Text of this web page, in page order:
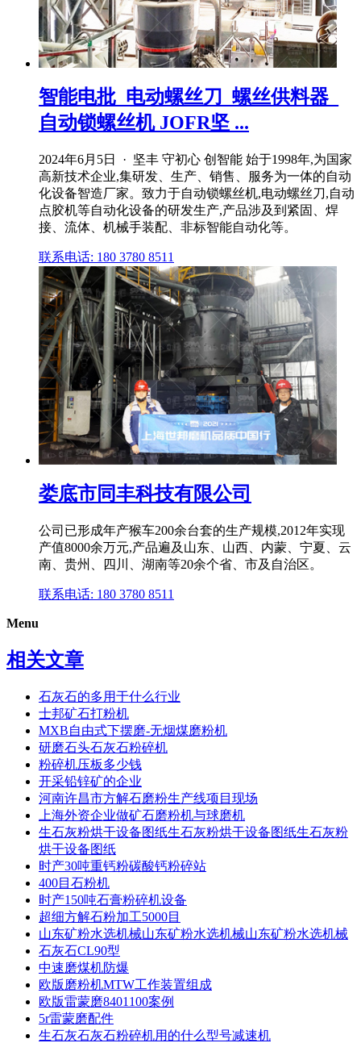
智能电批_电动螺丝刀_螺丝供料器_
自动锁螺丝机 JOFR坚 ...
2024年6月5日 · 坚丰 守初心 创智能 始于1998年,为国家
高新技术企业,集研发、生产、销售、服务为一体的自动
化设备智造厂家。致力于自动锁螺丝机,电动螺丝刀,自动
点胶机等自动化设备的研发生产,产品涉及到紧固、焊
接、流体、机械手装配、非标智能自动化等。
联系电话: 180 3780 8511
娄底市同丰科技有限公司
公司已形成年产猴车200余台套的生产规模,2012年实现
产值8000余万元,产品遍及山东、山西、内蒙、宁夏、云
南、贵州、四川、湖南等20余个省、市及自治区。
联系电话: 180 3780 8511
Menu
相关文章
石灰石的多用于什么行业
士邦矿石打粉机
MXB自由式下摆磨-无烟煤磨粉机
研磨石头石灰石粉碎机
粉碎机压板多少钱
开采铅锌矿的企业
河南许昌市方解石磨粉生产线项目现场
上海外资企业做矿石磨粉机与球磨机
生石灰粉烘干设备图纸生石灰粉烘干设备图纸生石灰粉
烘干设备图纸
时产30吨重钙粉碳酸钙粉碎站
400目石粉机
时产150吨石膏粉碎机设备
超细方解石粉加工5000目
山东矿粉水选机械山东矿粉水选机械山东矿粉水选机械
石灰石CL90型
中速磨煤机防爆
欧版磨粉机MTW工作装置组成
欧版雷蒙磨8401100案例
5r雷蒙磨配件
生石灰石灰石粉碎机用的什么型号减速机